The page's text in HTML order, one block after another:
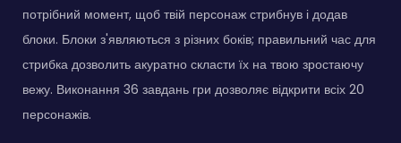
потрібний момент, щоб твій персонаж стрибнув і додав
блоки. Блоки з'являються з різних боків; правильний час для
стрибка дозволить акуратно скласти їх на твою зростаючу
вежу. Виконання 36 завдань гри дозволяє відкрити всіх 20
персонажів.